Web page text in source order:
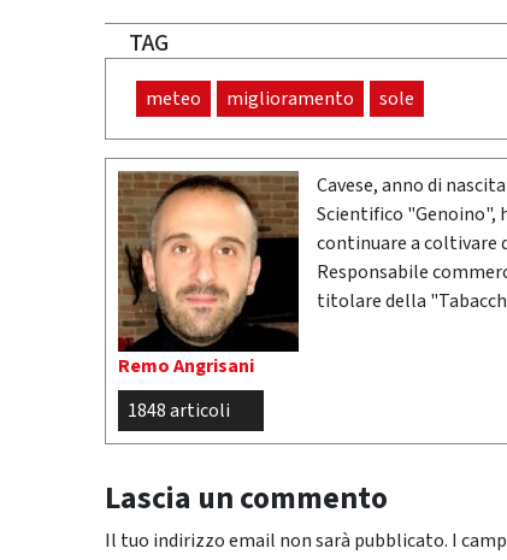
TAG
meteo miglioramento sole
Remo Angrisani
1848 articoli
Cavese, anno di
Scientifico "Genoino",
continuare a coltivare
Responsabile
titolare della
Lascia un commento
Il tuo indirizzo email non sarà pubblicato. I